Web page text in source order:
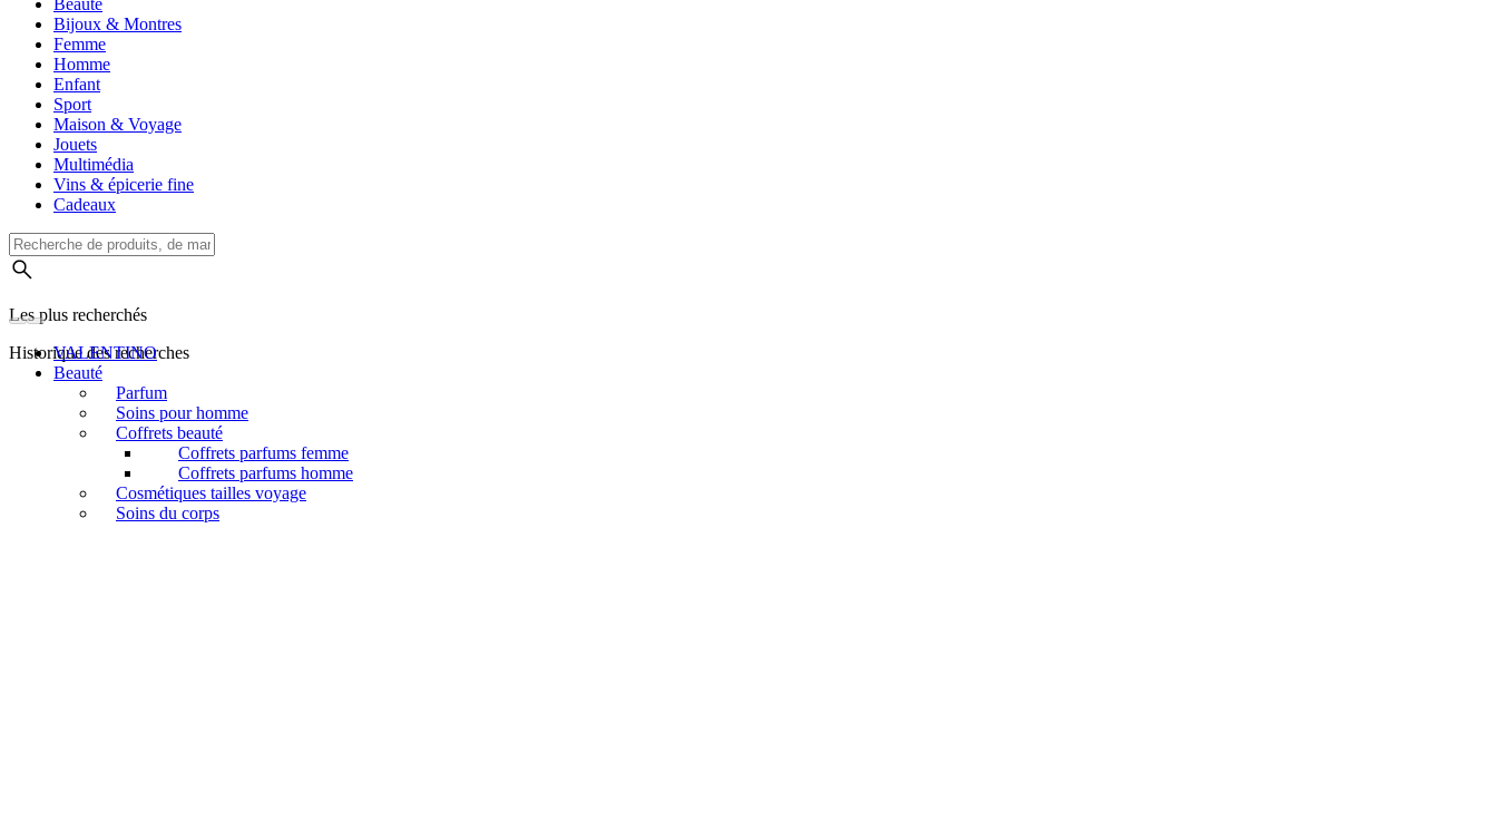
Beauté
Bijoux & Montres
Femme
Homme
Enfant
Sport
Maison & Voyage
Jouets
Multimédia
Vins & épicerie fine
Cadeaux
Les plus recherchés
Historique des recherches
VALENTINO
Beauté
Parfum
Soins pour homme
Coffrets beauté
Coffrets parfums femme
Coffrets parfums homme
Cosmétiques tailles voyage
Soins du corps